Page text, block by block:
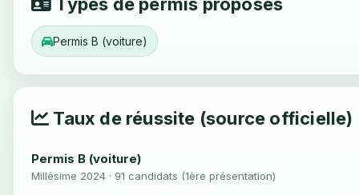
Permis B (voiture)
Taux de réussite (source officielle)
Permis B (voiture)
Millésime 2024 · 91 candidats (1ère présentation)